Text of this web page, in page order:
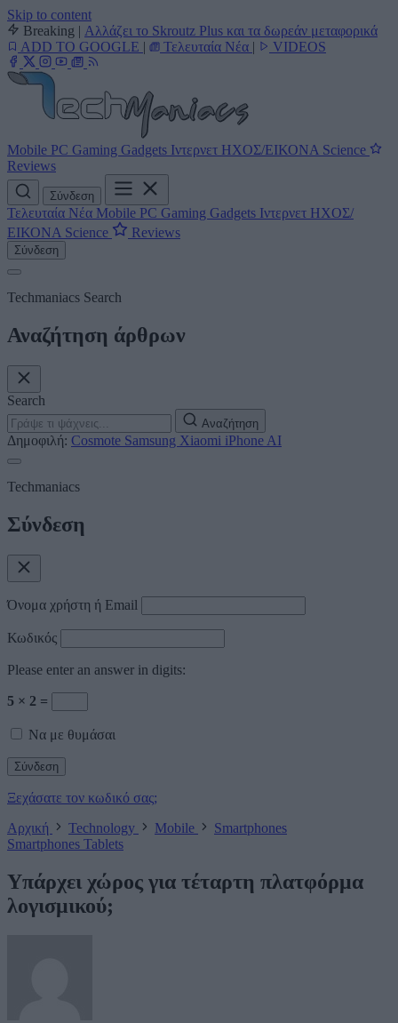
Skip to content
Breaking | Αλλάζει το Skroutz Plus και τα δωρεάν μεταφορικά
ADD TO GOOGLE | Τελευταία Νέα | VIDEOS
Mobile PC Gaming Gadgets Ιντερνετ ΗΧΟΣ/ΕΙΚΟΝΑ Science
Reviews
Σύνδεση
Τελευταία Νέα Mobile PC Gaming Gadgets Ιντερνετ ΗΧΟΣ/
ΕΙΚΟΝΑ Science Reviews
Σύνδεση
Techmaniacs Search
Αναζήτηση άρθρων
Search
Αναζήτηση
Δημοφιλή: Cosmote Samsung Xiaomi iPhone AI
Techmaniacs
Σύνδεση
Όνομα χρήστη ή Email
Κωδικός
Please enter an answer in digits:
5 × 2 =
Να με θυμάσαι
Ξεχάσατε τον κωδικό σας;
Αρχική
Technology Mobile
Smartphones
Smartphones Tablets
Υπάρχει χώρος για τέταρτη πλατφόρμα
λογισμικού;